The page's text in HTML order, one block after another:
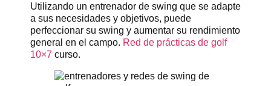
Utilizando un entrenador de swing que se adapte
a sus necesidades y objetivos, puede
perfeccionar su swing y aumentar su rendimiento
general en el campo. Red de prácticas de golf
10×7 curso.